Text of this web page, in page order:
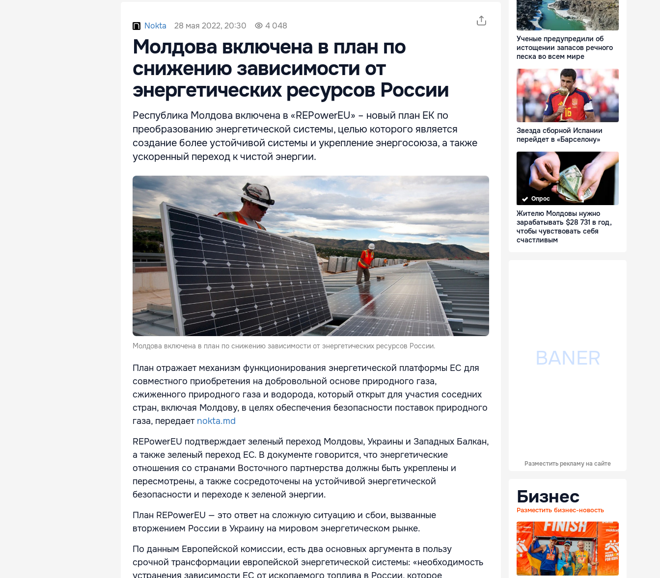
Nokta 28 мая 2022, 20:30 4 048
Молдова включена в план по
снижению зависимости от
энергетических ресурсов России
Республика Молдова включена в «REPowerEU» – новый план ЕК по
преобразованию энергетической системы, целью которого является
создание более устойчивой системы и укрепление энергосоюза, а также
ускоренный переход к чистой энергии.
Молдова включена в план по снижению зависимости от энергетических ресурсов России.
План отражает механизм функционирования энергетической платформы ЕС для
совместного приобретения на добровольной основе природного газа,
сжиженного природного газа и водорода, который открыт для участия соседних
стран, включая Молдову, в целях обеспечения безопасности поставок природного
газа, передает nokta.md
REPowerEU подтверждает зеленый переход Молдовы, Украины и Западных Балкан,
а также зеленый переход ЕС. В документе говорится, что энергетические
отношения со странами Восточного партнерства должны быть укреплены и
пересмотрены, а также сосредоточены на устойчивой энергетической
безопасности и переходе к зеленой энергии.
План REPowerEU — это ответ на сложную ситуацию и сбои, вызванные
вторжением России в Украину на мировом энергетическом рынке.
По данным Европейской комиссии, есть два основных аргумента в пользу
срочной трансформации европейской энергетической системы: «необходимость
устранения зависимости ЕС от ископаемого топлива в России, которое
Ученые предупредили об
истощении запасов речного
песка во всем мире
Звезда сборной Испании
перейдет в «Барселону»
Опрос
Жителю Молдовы нужно
зарабатывать $28 731 в год,
чтобы чувствовать себя
счастливым
Разместить рекламу на сайте
Бизнес
Разместить бизнес-новость